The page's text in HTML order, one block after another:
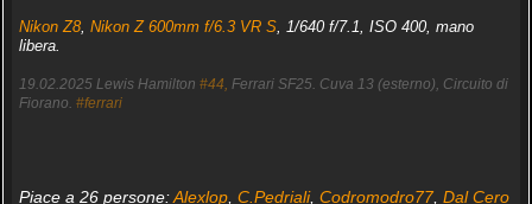
Nikon Z8, Nikon Z 600mm f/6.3 VR S, 1/640 f/7.1, ISO 400, mano
libera.
19.02.2025 Lewis Hamilton #44, Ferrari SF25. Cuva 13 (esterno), Circuito di
Fiorano. #ferrari
Piace a 26 persone:Alexlop, C.Pedriali, Codromodro77, Dal Cero